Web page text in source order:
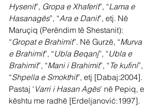
Hysenit”, Gropa e Xhaferit”, “Lama e
Hasanagës”, “Ara e Danit”, etj. Në
Maruçiq (Perëndim të Shestanit):
“Gropat e Brahimit”. Në Gurzë, “Murva
e Brahimit”, “Ubla Beqanj”, “Ubla e
Brahimit”, “Mani i Brahimit”, “ Te kufini”,
“Shpella e Smokthit”, etj [Dabaj:2004].
Pastaj ‘ Varri i Hasan Agës’ në Pepiq, e
kështu me radhë [Erdeljanović:1997].